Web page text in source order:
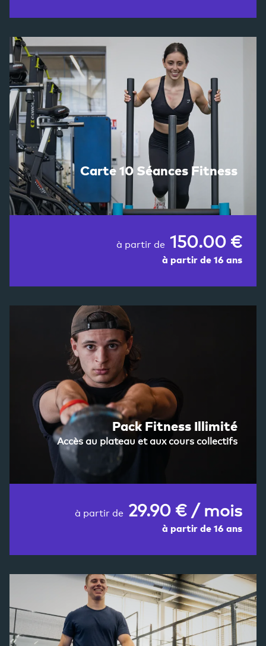
Carte 10 Séances Fitness
à partir de 150.00 €
à partir de 16 ans
Pack Fitness Illimité
Accès au plateau et aux cours collectifs
à partir de 29.90 € / mois
à partir de 16 ans